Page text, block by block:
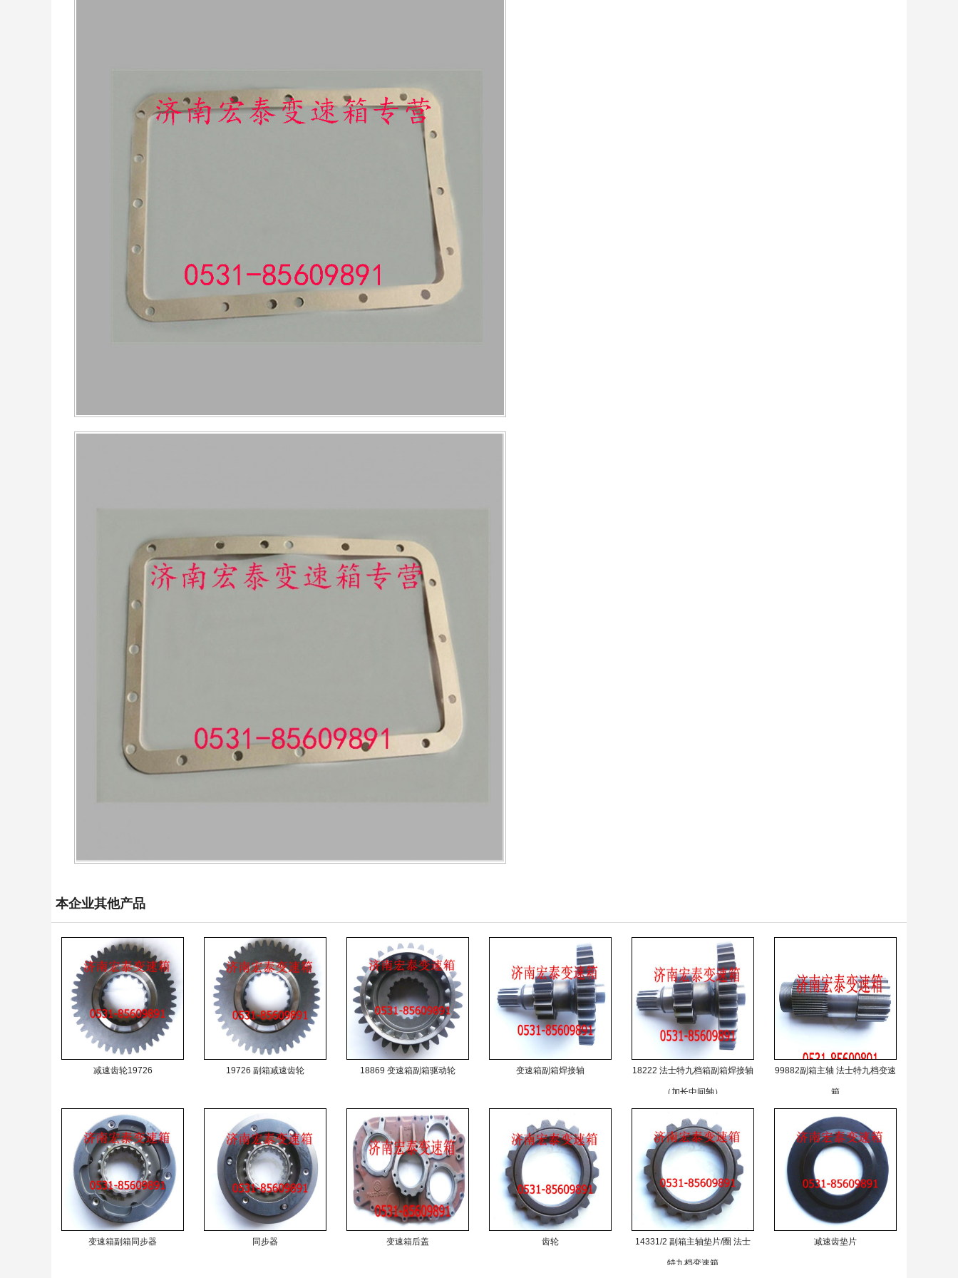
本企业其他产品
减速齿轮19726 19726 副箱减速齿轮 18869 变速箱副箱驱动轮 变速箱副箱焊接轴 18222 法士特九档箱副箱焊接轴
（加长中间轴）
99882副箱主轴 法士特九档变速
箱
变速箱副箱同步器 同步器 变速箱后盖 齿轮 14331/2 副箱主轴垫片/圈 法士
特九档变速箱
减速齿垫片